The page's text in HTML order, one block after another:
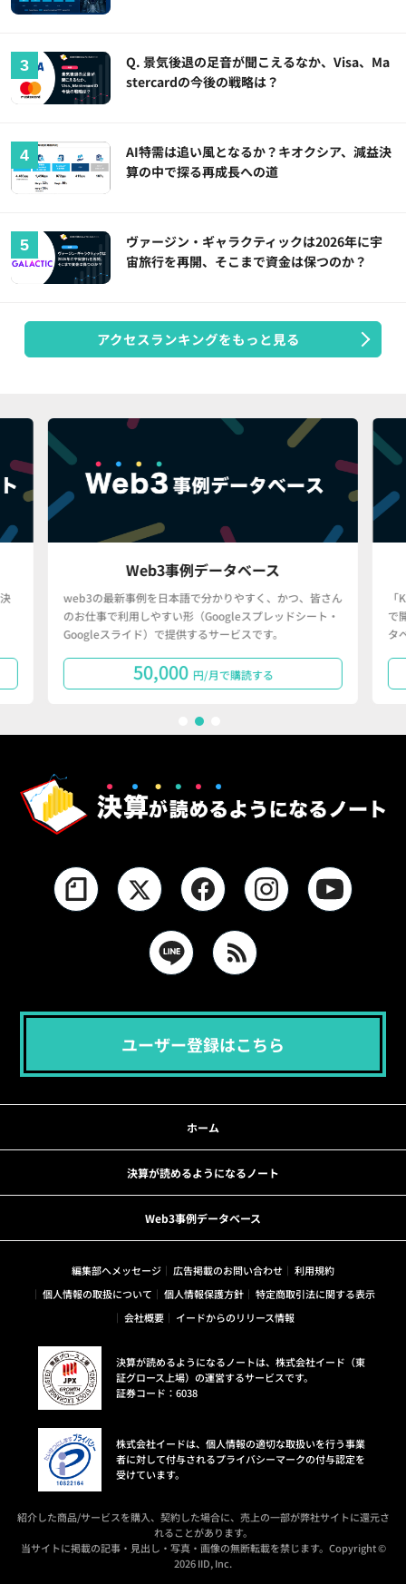
Q. 景気後退の足音が聞こえるなか、Visa、Ma
stercardの今後の戦略は？
AI特需は追い風となるか？キオクシア、減益決
算の中で探る再成長への道
ヴァージン・ギャラクティックは2026年に宇
宙旅行を再開、そこまで資金は保つのか？
アクセスランキングをもっと見る
Web3事例データベース
web3の最新事例を日本語で分かりやすく、かつ、皆さん
のお仕事で利用しやすい形（Googleスプレッドシート・
Googleスライド）で提供するサービスです。
50,000 円/月で購読する
で
タ
ユーザー登録はこちら
ホーム
決算が読めるようになるノート
Web3事例データベース
編集部へメッセージ 広告掲載のお問い合わせ
利用規約
個人情報の取扱について
個人情報保護方針
特定商取引法に関する表示
会社概要
イードからのリリース情報
決算が読めるようになるノートは、株式会社イード（東
証グロース上場）の運営するサービスです。
証券コード：6038
株式会社イードは、個人情報の適切な取扱いを行う事業
者に対して付与されるプライバシーマークの付与認定を
受けています。
紹介した商品/サービスを購入、契約した場合に、売上の一部が弊社サイトに還元さ
れることがあります。
当サイトに掲載の記事・見出し・写真・画像の無断転載を禁じます。Copyright ©
2026 IID, Inc.